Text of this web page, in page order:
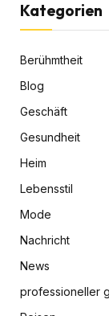
Kategorien
Berühmtheit
Blog
Geschäft
Gesundheit
Heim
Lebensstil
Mode
Nachricht
News
professioneller